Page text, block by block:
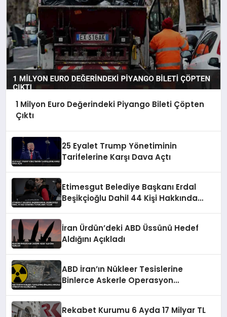
1 Milyon Euro Değerindeki Piyango Bileti Çöpten
Çıktı
25 Eyalet Trump Yönetiminin
Tarifelerine Karşı Dava Açtı
Etimesgut Belediye Başkanı Erdal
Beşikçioğlu Dahil 44 Kişi Hakkında
İran Ürdün’deki ABD Üssünü Hedef
Aldığını Açıkladı
ABD İran’ın Nükleer Tesislerine
Binlerce Askerle Operasyon
Rekabet Kurumu 6 Ayda 17 Milyar TL